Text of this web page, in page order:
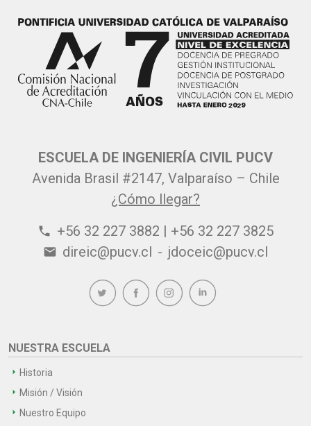
ESCUELA DE INGENIERÍA CIVIL PUCV
Avenida Brasil #2147, Valparaíso – Chile
¿Cómo llegar?
phone +56 32 227 3882 | +56 32 227 3825
email direic@pucv.cl - jdoceic@pucv.cl
NUESTRA ESCUELA
Historia
Misión / Visión
Nuestro Equipo